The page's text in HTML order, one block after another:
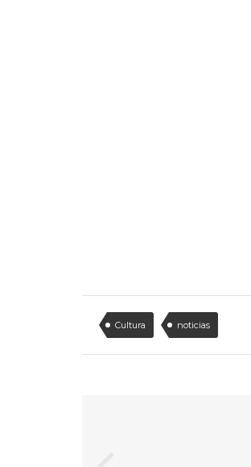
Cultura noticias